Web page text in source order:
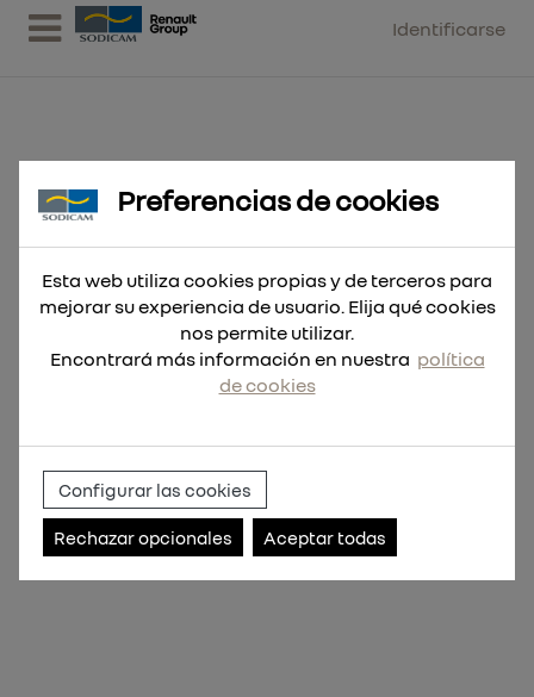
Identificarse
Broca SDS-Plus DC 6x147
Preferencias de cookies
Esta web utiliza cookies propias y de terceros para
mejorar su experiencia de usuario. Elija qué cookies
nos permite utilizar.
Encontrará más información en nuestra política
de cookies
Configurar las cookies
Rechazar opcionales Aceptar todas